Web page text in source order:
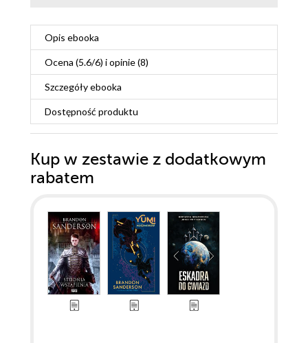
Opis ebooka
Ocena (5.6/6) i opinie (8)
Szczegółyebooka
Dostępność produktu
Kup w zestawie z dodatkowym
rabatem